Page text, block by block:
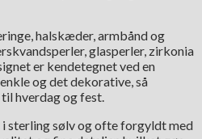
halskæder, armbånd og
glasperler, zirkonia
er kendetegnet ved en
og det dekorative, så
hverdag og fest.
sterling sølv og ofte forgyldt med